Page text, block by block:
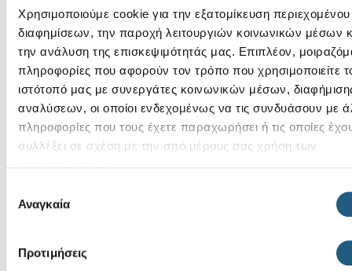
Χρησιμοποιούμε cookie για την εξατομίκευση περιεχομένου
διαφημίσεων, την παροχή λειτουργιών κοινωνικών μέσων
την ανάλυση της επισκεψιμότητάς μας. Επιπλέον,
πληροφορίες που αφορούν τον τρόπο που χρησιμοποιείτε
ιστότοπό μας με συνεργάτες κοινωνικών μέσων,
αναλύσεων, οι οποίοι ενδεχομένως να τις συνδυάσουν με
πληροφορίες που τους έχετε παραχωρήσει ή τις οποίες
συλλέξει σε σχέση με την από μέρους σας χρήση των
συγκατάθεσης
Αναγκαία
Προτιμήσεις
Frost/Guava
39,00 €
33,15 € (15%)